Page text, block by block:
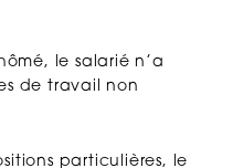
le salarié n’a
de travail non
particulières, le